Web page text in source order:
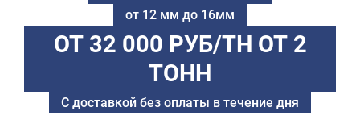
от 12 мм до 16мм
ОТ 32 000 РУБ/ТН ОТ 2
ТОНН
С доставкой без оплаты в течение дня